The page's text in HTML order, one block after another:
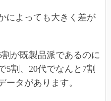
によっても大きく差が
が既製品派であるのに
5割、20代でなんと7割
ータがあります。